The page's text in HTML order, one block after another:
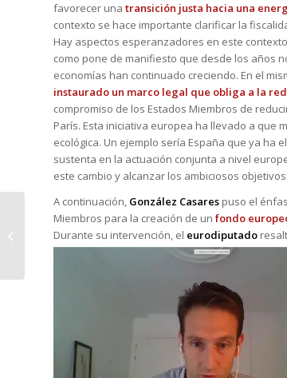
favorecer una transición justa hacia una
contexto se hace importante clarificar la
Hay aspectos esperanzadores en este
como pone de manifiesto que desde los años
economías han continuado creciendo. En el
instaurado un marco legal que obliga a la
compromiso de los Estados Miembros de
París. Esta iniciativa europea ha llevado a que
ecológica. Un ejemplo sería España que ya ha
sustenta en la actuación conjunta a nivel
este cambio y alcanzar los ambiciosos
A continuación, González Casares puso el
Miembros para la creación de un fondo
Durante su intervención, el eurodiputado
Entrevista a Eduardo Trancho de
Van Campen Liem Luxembourg